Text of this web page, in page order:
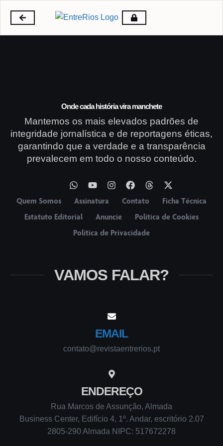
Onde cada história vira manchete
Mantemos os mais elevados padrões de
integridade jornalística e de reportagens éticas,
garantindo que a verdade e a transparência
prevalecem em todo o nosso conteúdo.
Quem Somos Assinatura Contato
Ficha Técnica
Estatuto Editorial
Anuncie
Política de Cookies
Política de Privacidade
VAMOS FALAR?
EMAIL
contato@revistaentrerios.pt
ENDEREÇO
Rua Marcos de Assunção, Almada
Business Center, Edifício 4, 1º. Andar, escritório 2.07
2805-290 Almada NIPC: 517672278